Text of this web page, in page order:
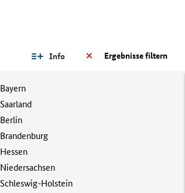
Ergebnisse filtern
Info
Bayern
Saarland
Berlin
Brandenburg
Hessen
Niedersachsen
Schleswig-Holstein